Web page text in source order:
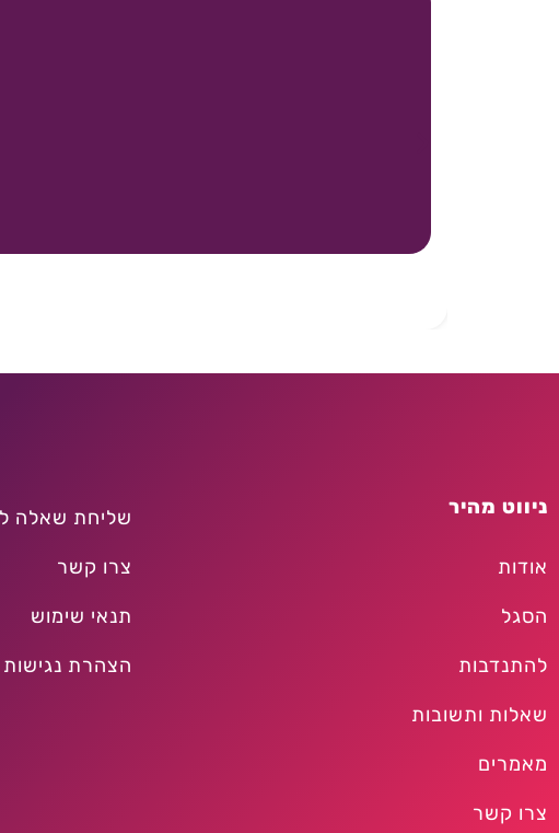
ניווט מהיר
אודות
הסגל
להתנדבות
שאלות ותשובות
מאמרים
צרו קשר
שליחת שאלה
צרו קשר
תנאי שימוש
הצהרת נגישות